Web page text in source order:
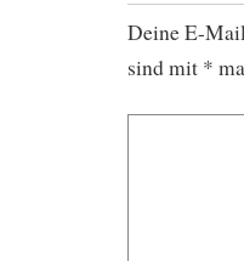
Deine E-
sind mit *